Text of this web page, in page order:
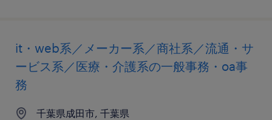
it・web系／メーカー系／商社系／流通・サ
ービス系／医療・介護系の一般事務・oa事
務
千葉県成田市, 千葉県